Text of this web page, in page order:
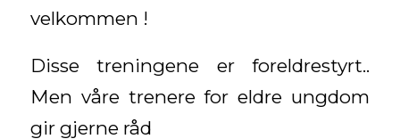
velkommen !
Disse treningene er foreldrestyrt..
Men våre trenere for eldre ungdom
gir gjerne råd